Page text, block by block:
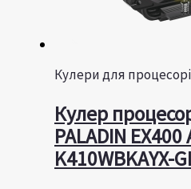
Кулери для
Кулер
PALADIN EX400
K410WBKAYX-